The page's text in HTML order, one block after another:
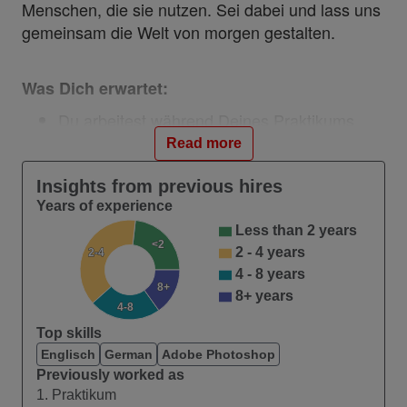
Menschen, die sie nutzen. Sei dabei und lass uns
gemeinsam die Welt von morgen gestalten.
Was Dich erwartet:
eigenverantwortlich am Datenmanagement
für unsere GigaGemeinde Glasfaserausbau-
Projekte
Du unterstützt das Team bei den Reportings
und der Erstellung interaktiver Dashboards
Du identifizierst gemeinsam mit Deinen
Ansprechpartnern Automatisierungs- und
Optimierungspotenziale
Du hilfst uns dabei, das Tagegeschäft zu
strukturieren und die Koordination zwischen
Mitarbeiter:innen umzusetzen und gestaltest
Read more
Insights from previous hires
Years of experience
<2
2-4
4-8
8+
Less than 2 years
2 - 4 years
4 - 8 years
8+ years
Top skills
Englisch German Adobe Photoshop
Previously worked as
1. Praktikum